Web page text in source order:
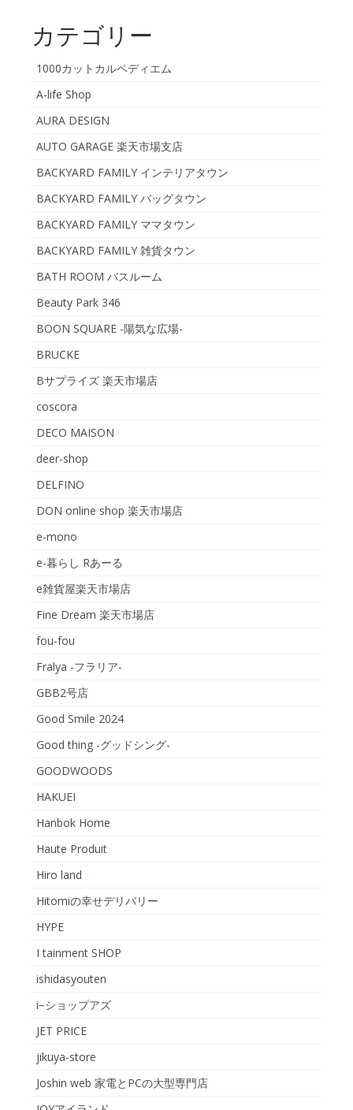
カテゴリー
1000カットカルペディエム
A-life Shop
AURA DESIGN
AUTO GARAGE 楽天市場支店
BACKYARD FAMILY インテリアタウン
BACKYARD FAMILY バッグタウン
BACKYARD FAMILY ママタウン
BACKYARD FAMILY 雑貨タウン
BATH ROOM バスルーム
Beauty Park 346
BOON SQUARE -陽気な広場-
BRUCKE
Bサプライズ 楽天市場店
coscora
DECO MAISON
deer-shop
DELFINO
DON online shop 楽天市場店
e-mono
e-暮らし Rあーる
e雑貨屋楽天市場店
Fine Dream 楽天市場店
fou-fou
Fralya -フラリア-
GBB2号店
Good Smile 2024
Good thing -グッドシング-
GOODWOODS
HAKUEI
Hanbok Home
Haute Produit
Hiro land
Hitomiの幸せデリバリー
HYPE
I tainment SHOP
ishidasyouten
i−ショップアズ
JET PRICE
jikuya-store
Joshin web 家電とPCの大型専門店